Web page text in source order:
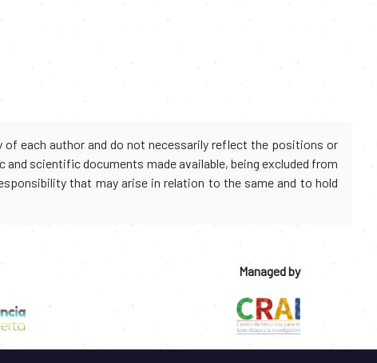
each author and do not necessarily reflect the positions or
scientific documents made available, being excluded from
that may arise in relation to the same and to hold
Managed by